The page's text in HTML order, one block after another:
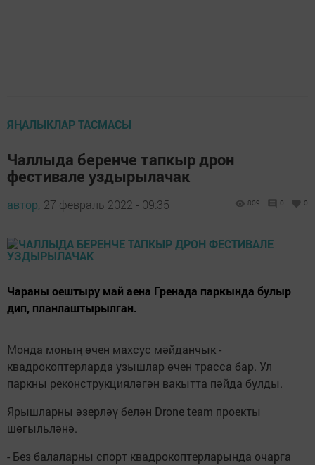
ЯҢАЛЫКЛАР ТАСМАСЫ
Чаллыда беренче тапкыр дрон
фестивале уздырылачак
автор, 27 февраль 2022 - 09:35 809 0 0
Чараны оештыру май аена Гренада паркында булыр
дип, планлаштырылган.
Монда моның өчен махсус мәйданчык -
квадрокоптерларда узышлар өчен трасса бар. Ул
паркны реконструкцияләгән вакытта пәйда булды.
Ярышларны әзерләү белән Drone team проекты
шөгыльләнә.
- Без балаларны спорт квадрокоптерларында очарга